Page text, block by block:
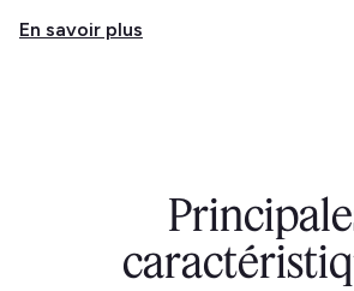
En savoir plus